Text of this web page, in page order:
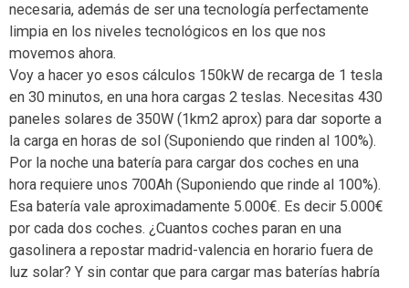
necesaria, además de ser una tecnología perfectamente
limpia en los niveles tecnológicos en los que nos
movemos ahora.
Voy a hacer yo esos cálculos 150kW de recarga de 1 tesla
en 30 minutos, en una hora cargas 2 teslas. Necesitas 430
paneles solares de 350W (1km2 aprox) para dar soporte a
la carga en horas de sol (Suponiendo que rinden al 100%).
Por la noche una batería para cargar dos coches en una
hora requiere unos 700Ah (Suponiendo que rinde al 100%).
Esa batería vale aproximadamente 5.000€. Es decir 5.000€
por cada dos coches. ¿Cuantos coches paran en una
gasolinera a repostar madrid-valencia en horario fuera de
luz solar? Y sin contar que para cargar mas baterías habría